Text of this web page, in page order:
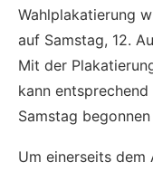
Wahlplakatierung
auf Samstag, 12.
Mit der
kann
Samstag
Um einerseits dem